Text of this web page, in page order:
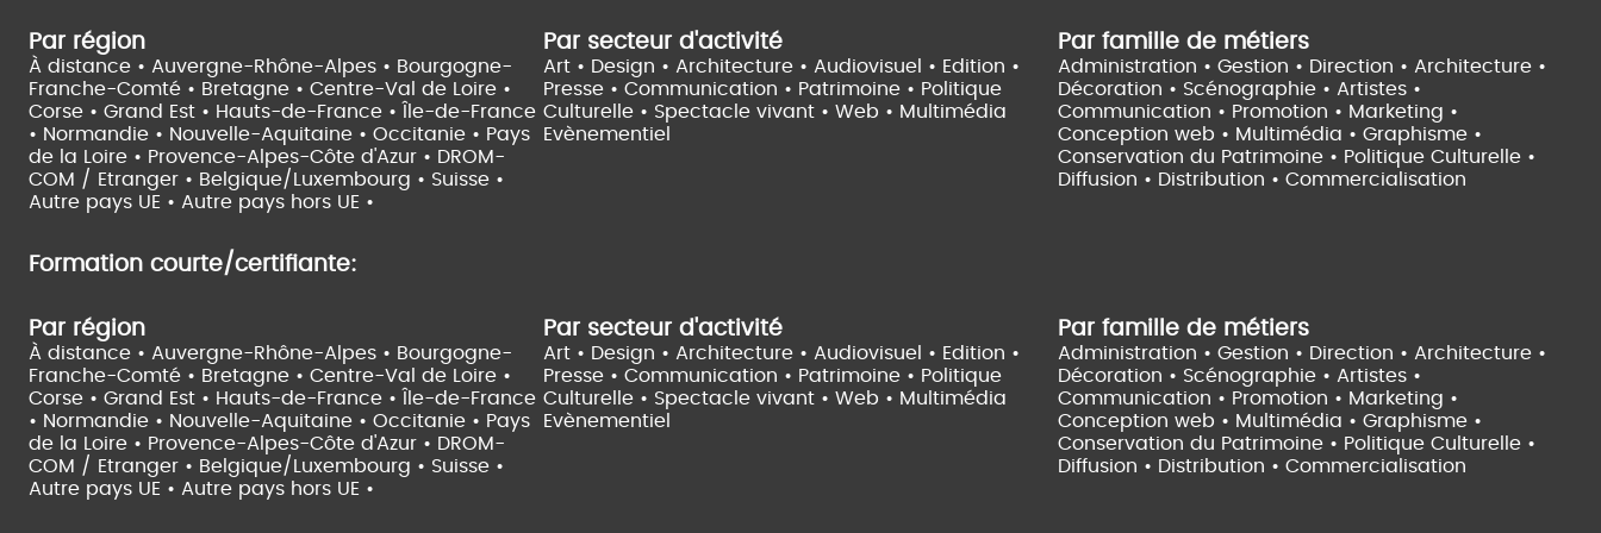
Par région
À distance • Auvergne-Rhône-Alpes • Bourgogne-
Franche-Comté • Bretagne • Centre-Val de Loire •
Corse • Grand Est • Hauts-de-France •
Île-de-France
• Normandie • Nouvelle-Aquitaine • Occitanie • Pays
de la Loire • Provence-Alpes-Côte d'Azur • DROM-
COM / Etranger • Belgique/Luxembourg • Suisse •
Autre pays UE • Autre pays hors UE •
Par secteur d'activité
Art • Design • Architecture • Audiovisuel • Edition •
Presse • Communication • Patrimoine • Politique
Culturelle • Spectacle vivant • Web • Multimédia
Evènementiel
Par famille de métiers
Administration • Gestion • Direction • Architecture •
Décoration • Scénographie • Artistes •
Communication • Promotion • Marketing •
Conception web • Multimédia • Graphisme •
Conservation du Patrimoine • Politique Culturelle •
Diffusion • Distribution • Commercialisation
Formation courte/certifiante:
Par région
À distance • Auvergne-Rhône-Alpes • Bourgogne-
Franche-Comté • Bretagne • Centre-Val de Loire •
Corse • Grand Est • Hauts-de-France •
Île-de-France
• Normandie • Nouvelle-Aquitaine • Occitanie • Pays
de la Loire • Provence-Alpes-Côte d'Azur • DROM-
COM / Etranger • Belgique/Luxembourg • Suisse •
Autre pays UE • Autre pays hors UE •
Par secteur d'activité
Art • Design • Architecture • Audiovisuel • Edition •
Presse • Communication • Patrimoine • Politique
Culturelle • Spectacle vivant • Web • Multimédia
Evènementiel
Par famille de métiers
Administration • Gestion • Direction • Architecture •
Décoration • Scénographie • Artistes •
Communication • Promotion • Marketing •
Conception web • Multimédia • Graphisme •
Conservation du Patrimoine • Politique Culturelle •
Diffusion • Distribution • Commercialisation